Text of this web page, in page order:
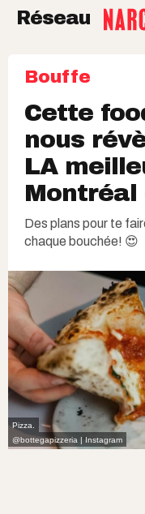
Réseau
Bouffe
Cette
nous
LA
Montréal
Des plans pour te
chaque bouchée! 😍
Pizza.
@bottegapizzeria | Instagram